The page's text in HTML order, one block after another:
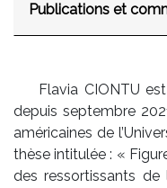
Publications et
Flavia CIONTU
depuis septembre
américaines de
thèse intitulée : «
des ressortissants de